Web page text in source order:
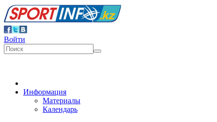
Войти
Информация
Материалы
Календарь